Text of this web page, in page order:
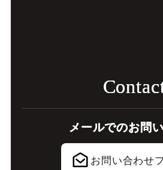
Contac
メールでのお問 い
お問い合わせ